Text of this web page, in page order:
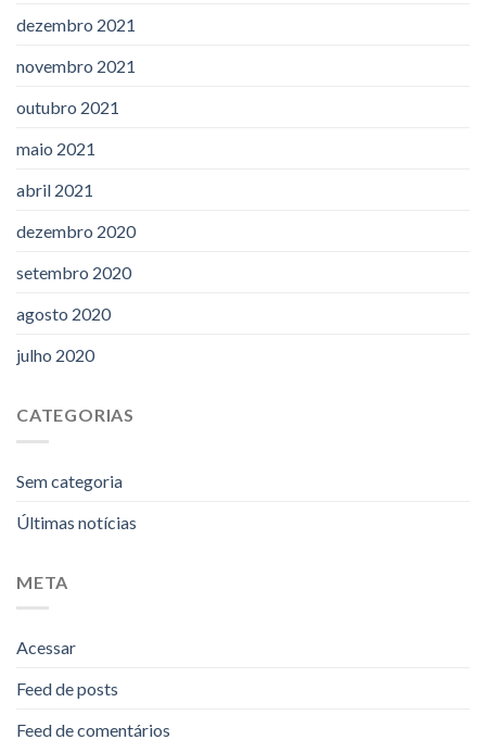
dezembro 2021
novembro 2021
outubro 2021
maio 2021
abril 2021
dezembro 2020
setembro 2020
agosto 2020
julho 2020
CATEGORIAS
Sem categoria
Últimas notícias
META
Acessar
Feed de posts
Feed de comentários